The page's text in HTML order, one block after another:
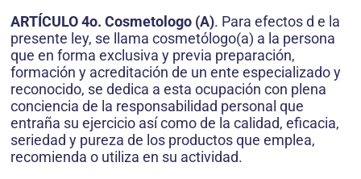
ARTÍCULO 4o. Cosmetologo (A). Para efectos d e la
presente ley, se llama cosmetólogo(a) a la persona
que en forma exclusiva y previa preparación,
formación y acreditación de un ente especializado y
reconocido, se dedica a esta ocupación con plena
conciencia de la responsabilidad personal que
entraña su ejercicio así como de la calidad, eficacia,
seriedad y pureza de los productos que emplea,
recomienda o utiliza en su actividad.